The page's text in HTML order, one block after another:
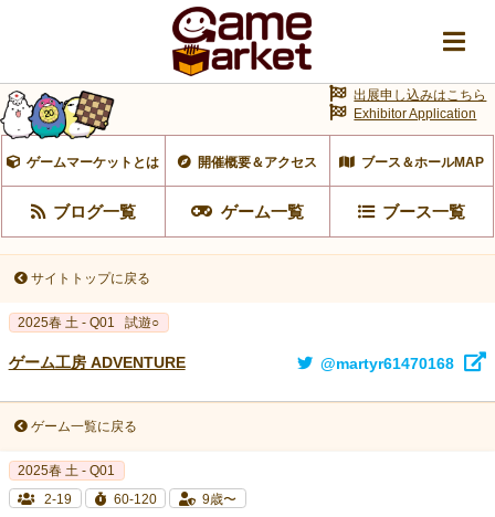
ゲームマーケットとは 開催概要＆アクセス ブース＆ホールMAP
ブログ一覧 ゲーム一覧 ブース一覧
出展申し込みはこちら
Exhibitor Application
サイトトップに戻る
2025春 土 - Q01 試遊○
ゲーム工房 ADVENTURE @martyr61470168
ゲーム一覧に戻る
2025春 土 - Q01
2-19
60-120 9歳〜